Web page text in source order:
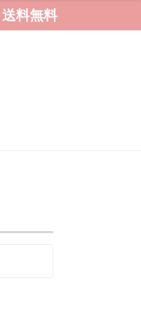
送料無料